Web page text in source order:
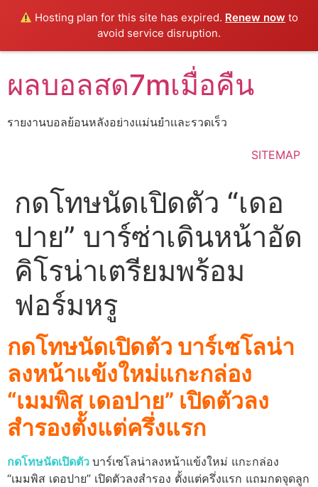
Hosting plan for this site has expired. Renew now to
avoid service disruption.
to
content
ผลบอลสด7mเมื่อคืน
รายงานบอลย้อนหลังอย่างแม่นยำเเละรวดเร็ว
SITEMAP
กดโทษนัดเปิดตัว “เดอ
ปาย” บาร์ซ่าเดินหน้าอัด
คิโรน่าเตรียมพร้อม
ฟอร์มหรู
กดโทษนัดเปิดตัว บาร์เซโลน่า
ลงหน้าแข้งใหม่แกะกล่อง
“เมมพิส เดอปาย” เปิดตัวลง
สำรองตั้งแต่ครึ่งแรก
กดโทษนัดเปิดตัว บาร์เซโลน่าลงหน้าแข้งใหม่ แกะกล่อง
“เมมพิส เดอปาย” เปิดตัวลงสำรอง ตั้งแต่ครึ่งแรก แถมกดจุดลูก